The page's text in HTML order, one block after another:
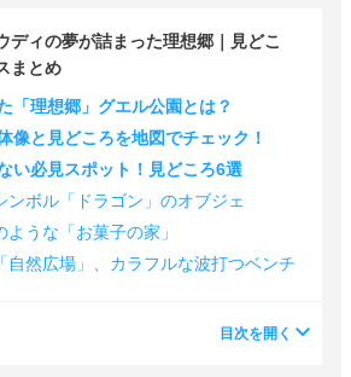
ディの夢が詰まった理想郷｜見どこ
まとめ
「理想郷」グエル公園とは？
像と見どころを地図でチェック！
い必見スポット！見どころ6選
ボル「ドラゴン」のオブジェ
うな「お菓子の家」
然広場」、カラフルな波打つベンチ
目次を開く